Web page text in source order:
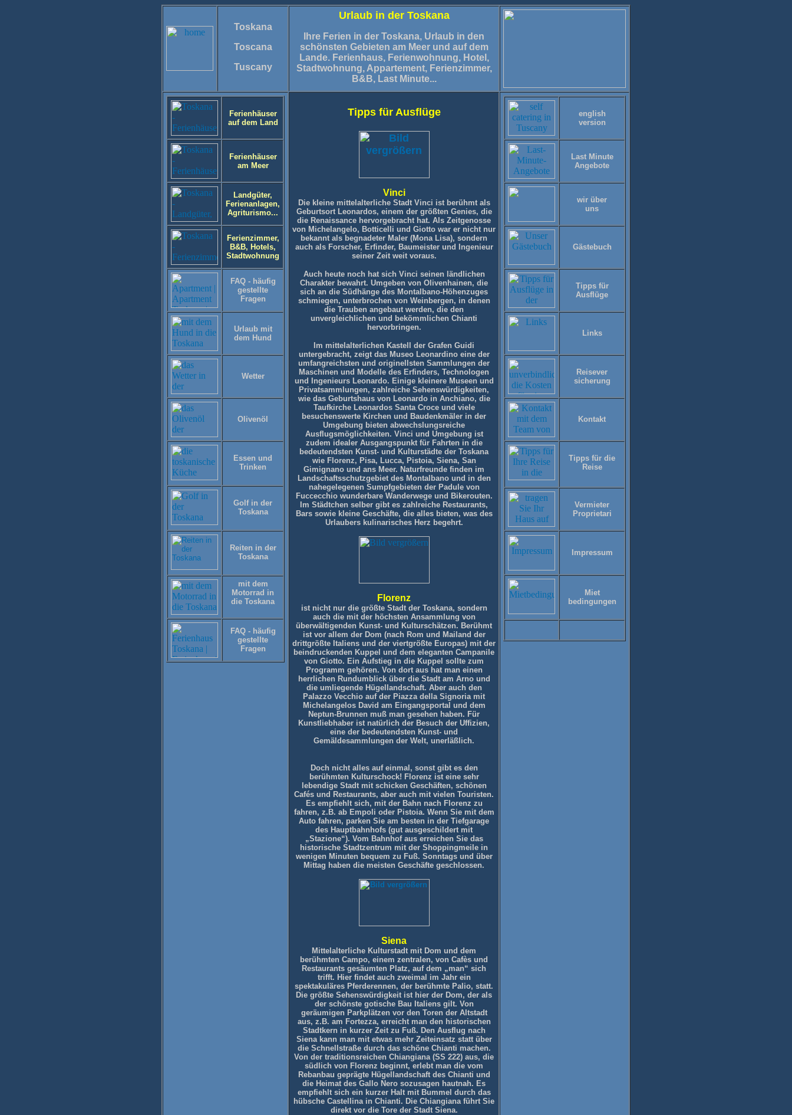
Toskana
Toscana
Tuscany
Urlaub in der Toskana
Ihre Ferien in der Toskana, Urlaub in den
schönsten Gebieten am Meer und auf dem
Lande.Ferienhaus, Ferienwohnung, Hotel,
Stadtwohnung, Appartement, Ferienzimmer,
B&B, Last Minute...
Ferienhäuser
auf dem Land
Ferienhäuser
am Meer
Landgüter,
Ferienanlagen,
Agriturismo...
Ferienzimmer,
B&B, Hotels,
Stadtwohnung
FAQ - häufig
gestellte
Fragen
Urlaub mit
dem Hund
Wetter
Olivenöl
Essen und
Trinken
Golf in der
Toskana
Reiten in der
Toskana
mit dem
Motorrad in
die Toskana
FAQ - häufig
gestellte
Fragen
Tipps für Ausflüge
Vinci
Die kleine mittelalterliche Stadt Vinci ist berühmt als
Geburtsort Leonardos, einem der größten Genies, die
die Renaissance hervorgebracht hat. Als Zeitgenosse
von Michelangelo, Botticelli und Giotto war er nicht nur
bekannt als begnadeter Maler (Mona Lisa), sondern
auch als Forscher, Erfinder, Baumeister und Ingenieur
seiner Zeit weit voraus.
Auch heute noch hat sich Vinci seinen ländlichen
Charakter bewahrt. Umgeben von Olivenhainen, die
sich an die Südhänge des Montalbano-Höhenzuges
schmiegen, unterbrochen von Weinbergen, in denen
die Trauben angebaut werden, die den
unvergleichlichen und bekömmlichen Chianti
hervorbringen.
Im mittelalterlichen Kastell der Grafen Guidi
untergebracht, zeigt das Museo Leonardino eine der
umfangreichsten und originellsten Sammlungen der
Maschinen und Modelle des Erfinders, Technologen
und Ingenieurs Leonardo. Einige kleinere Museen und
Privatsammlungen, zahlreiche Sehenswürdigkeiten,
wie das Geburtshaus von Leonardo in Anchiano, die
Taufkirche Leonardos Santa Croce und viele
besuchenswerte Kirchen und Baudenkmäler in der
Umgebung bieten abwechslungsreiche
Ausflugsmöglichkeiten. Vinci und Umgebung ist
zudem idealer Ausgangspunkt für Fahrten in die
bedeutendsten Kunst- und Kulturstädte der Toskana
wie Florenz, Pisa, Lucca, Pistoia, Siena, San
Gimignano und ans Meer. Naturfreunde finden im
Landschaftsschutzgebiet des Montalbano und in den
nahegelegenen Sumpfgebieten der Padule von
Fuccecchio wunderbare Wanderwege und Bikerouten.
Im Städtchen selber gibt es zahlreiche Restaurants,
Bars sowie kleine Geschäfte, die alles bieten, was des
Urlaubers kulinarisches Herz begehrt.
Florenz
ist nicht nur die größte Stadt der Toskana, sondern
auch die mit der höchsten Ansammlung von
überwältigenden Kunst- und Kulturschätzen. Berühmt
ist vor allem der Dom (nach Rom und Mailand der
drittgrößte Italiens und der viertgrößte Europas) mit der
beindruckenden Kuppel und dem eleganten Campanile
von Giotto. Ein Aufstieg in die Kuppel sollte zum
Programm gehören. Von dort aus hat man einen
herrlichen Rundumblick über die Stadt am Arno und
die umliegende Hügellandschaft. Aber auch den
Palazzo Vecchio auf der Piazza della Signoria mit
Michelangelos David am Eingangsportal und dem
Neptun-Brunnen muß man gesehen haben. Für
Kunstliebhaber ist natürlich der Besuch der Uffizien,
eine der bedeutendsten Kunst- und
Gemäldesammlungen der Welt, unerläßlich.
Doch nicht alles auf einmal, sonst gibt es den
berühmten Kulturschock! Florenz ist eine sehr
lebendige Stadt mit schicken Geschäften, schönen
Cafés und Restaurants, aber auch mit vielen Touristen.
Es empfiehlt sich, mit der Bahn nach Florenz zu
fahren, z.B. ab Empoli oder Pistoia. Wenn Sie mit dem
Auto fahren, parken Sie am besten in der Tiefgarage
des Hauptbahnhofs (gut ausgeschildert mit
„Stazione“). Vom Bahnhof aus erreichen Sie das
historische Stadtzentrum mit der Shoppingmeile in
wenigen Minuten bequem zu Fuß. Sonntags und über
Mittag haben die meisten Geschäfte geschlossen.
Siena
Mittelalterliche Kulturstadt mit Dom und dem
berühmten Campo, einem zentralen, von Cafès und
Restaurants gesäumten Platz, auf dem „man“ sich
trifft. Hier findet auch zweimal im Jahr ein
spektakuläres Pferderennen, der berühmte Palio, statt.
Die größte Sehenswürdigkeit ist hier der Dom, der als
der schönste gotische Bau Italiens gilt. Von
geräumigen Parkplätzen vor den Toren der Altstadt
aus, z.B. am Fortezza, erreicht man den historischen
Stadtkern in kurzer Zeit zu Fuß. Den Ausflug nach
Siena kann man mit etwas mehr Zeiteinsatz statt über
die Schnellstraße durch das schöne Chianti machen.
Von der traditionsreichen Chiangiana (SS 222) aus, die
südlich von Florenz beginnt, erlebt man die vom
Rebanbau geprägte Hügellandschaft des Chianti und
die Heimat des Gallo Nero sozusagen hautnah. Es
empfiehlt sich ein kurzer Halt mit Bummel durch das
hübsche Castellina in Chianti. Die Chiangiana führt Sie
direkt vor die Tore der Stadt Siena.
english
version
Last Minute
Angebote
wir über
uns
Gästebuch
Tipps für
Ausflüge
Links
Reisever
sicherung
Kontakt
Tipps für die
Reise
Vermieter
Proprietari
Impressum
Miet
bedingungen